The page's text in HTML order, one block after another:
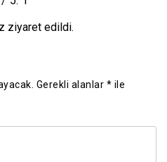
ziyaret edildi.
Gerekli alanlar * ile